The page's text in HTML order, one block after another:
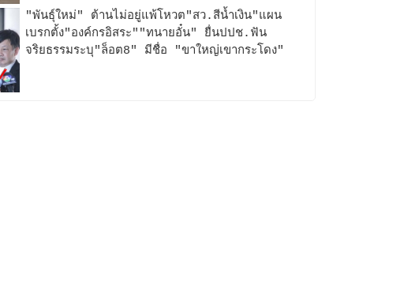
"พันธุ์ใหม่" ต้านไม่อยู่แพ้โหวต"สว.สีน้ำเงิน"แผน
เบรกตั้ง"องค์กรอิสระ""ทนายอั๋น" ยื่นปปช.ฟัน
จริยธรรมระบุ"ล็อต8" มีชื่อ "ขาใหญ่เขากระโดง"